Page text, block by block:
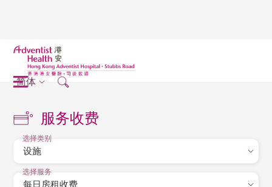
简体
服务收费
选择类别
选择服务